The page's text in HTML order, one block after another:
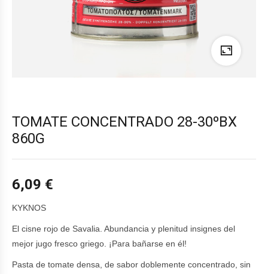
TOMATE CONCENTRADO 28-30ºBX
860G
6,09 €
KYKNOS
El cisne rojo de Savalia. Abundancia y plenitud insignes del
mejor jugo fresco griego. ¡Para bañarse en él!
Pasta de tomate densa, de sabor doblemente concentrado, sin